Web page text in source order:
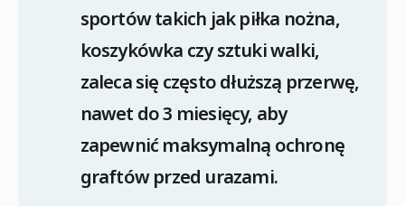
sportów takich jak piłka nożna,
koszykówka czy sztuki walki,
zaleca się często dłuższą przerwę,
nawet do 3 miesięcy, aby
zapewnić maksymalną ochronę
graftów przed urazami.